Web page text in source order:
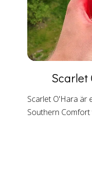
Scarlet
Scarlet O'Hara är
Southern Comfort